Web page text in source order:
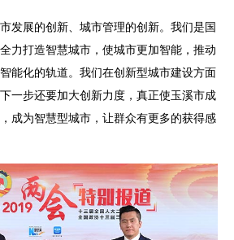
展的创新、城市管理的创新。我们是国
力打造智慧城市，使城市更加智能，推动
能化的轨道。我们在创新型城市建设方面
一步还要加大创新力度，真正使玉溪市成
成为智慧型城市，让群众有更多的获得感